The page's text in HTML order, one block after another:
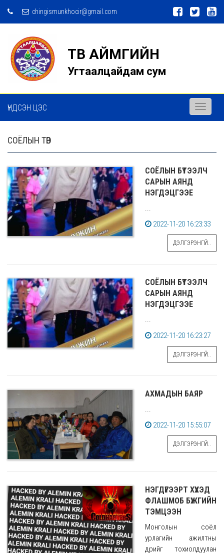
chingismunkhocir@gmail.com
ТӨВ АЙМГИЙН
Угтаалцайдам сум
ҮНДСЭН ЦЭС
Toggle
СОЁЛЫН ТӨВ
СОЁЛЫН БҮТЭЭЛЧ
САРЫН АЯНД
НЭГДЭЦГЭЭЕ
...
2022-11-20 16:23:33
ДЭЛГЭРЭНГҮЙ..
СОЁЛЫН БҮТЭЭЛЧ
САРЫН АЯНД
НЭГДЭЦГЭЭЕ
...
2022-11-20 16:23:27
ДЭЛГЭРЭНГҮЙ..
АХМАДЫН БАЯР
...
2022-11-20 15:55:07
ДЭЛГЭРЭНГҮЙ..
НЭГДҮГЭЭРТ ХҮҮХЭД
ФЛАШМОБ БҮЖГИЙН
ТЭМЦЭЭН
Монголын соёл
урлагийн ажилтны
өдрийг тохиолдуулан